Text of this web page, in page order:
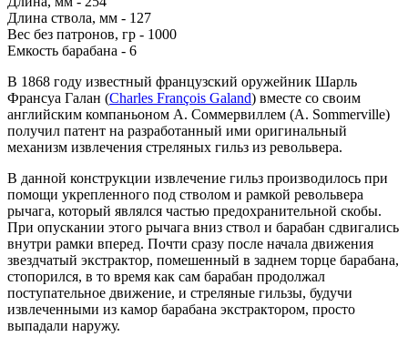
Длина ствола, мм - 127
Вес без патронов, гр - 1000
Емкость барабана - 6
В 1868 году известный французский оружейник Шарль
Франсуа Галан (Charles François Galand) вместе со своим
английским компаньоном А. Соммервиллем (A. Sommerville)
получил патент на разработанный ими оригинальный
механизм извлечения стреляных гильз из револьвера.
В данной конструкции извлечение гильз производилось при
помощи укрепленного под стволом и рамкой револьвера
рычага, который являлся частью предохранительной скобы.
При опускании этого рычага вниз ствол и барабан сдвигались
внутри рамки вперед. Почти сразу после начала движения
звездчатый экстрактор, помешенный в заднем торце барабана,
стопорился, в то время как сам барабан продолжал
поступательное движение, и стреляные гильзы, будучи
извлеченными из камор барабана экстрактором, просто
выпадали наружу.